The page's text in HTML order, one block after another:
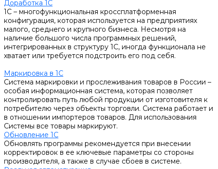
Доработка 1С
1С – многофункциональная кроссплатформенная
конфигурация, которая используется на предприятиях
малого, среднего и крупного бизнеса. Несмотря на
наличие большого числа программных решений,
интегрированных в структуру 1С, иногда функционала не
хватает или требуется подстроить его под себя.
Маркировка в 1С
Система маркировки и прослеживания товаров в России –
особая информационная система, которая позволяет
контролировать путь любой продукции от изготовителя к
потребителю через объекты торговли. Система работает и
в отношении импортеров товаров. Для использования
Системы все товары маркируют.
Обновление 1С
Обновлять программы рекомендуется при внесении
корректировок в ее ключевые параметры со стороны
производителя, а также в случае сбоев в системе.